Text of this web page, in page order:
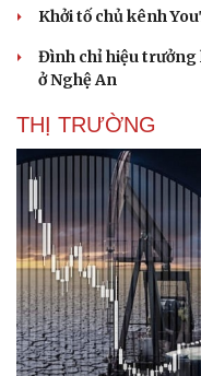
Khởi tố chủ kênh
Đình chỉ hiệu trưởng
ở Nghệ An
THỊ TRƯỜNG